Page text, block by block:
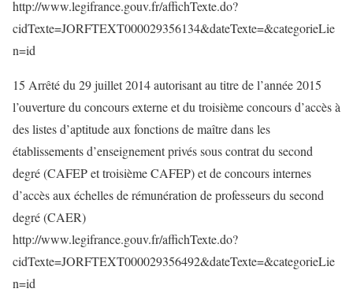
http://www.legifrance.gouv.fr/affichTexte.do?
cidTexte=JORFTEXT000029356134&dateTexte=&categorieLie
n=id
15 Arrêté du 29 juillet 2014 autorisant au titre de l’année 2015
l’ouverture du concours externe et du troisième concours d’accès à
des listes d’aptitude aux fonctions de maître dans les
établissements d’enseignement privés sous contrat du second
degré (CAFEP et troisième CAFEP) et de concours internes
d’accès aux échelles de rémunération de professeurs du second
degré (CAER)
http://www.legifrance.gouv.fr/affichTexte.do?
cidTexte=JORFTEXT000029356492&dateTexte=&categorieLie
n=id